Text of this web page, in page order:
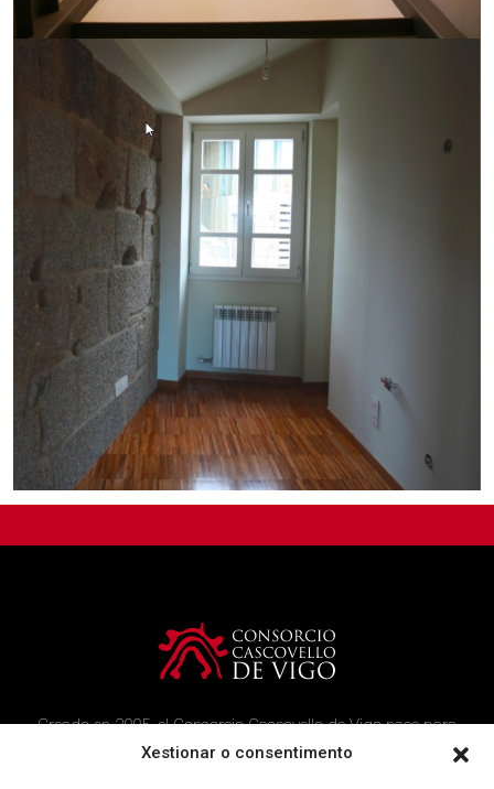
Xestionar o consentimento
Creado en 2005, el Consorcio Cascovello de Vigo nace para
atender a los vecinos del casco histórico, creando un ambicioso